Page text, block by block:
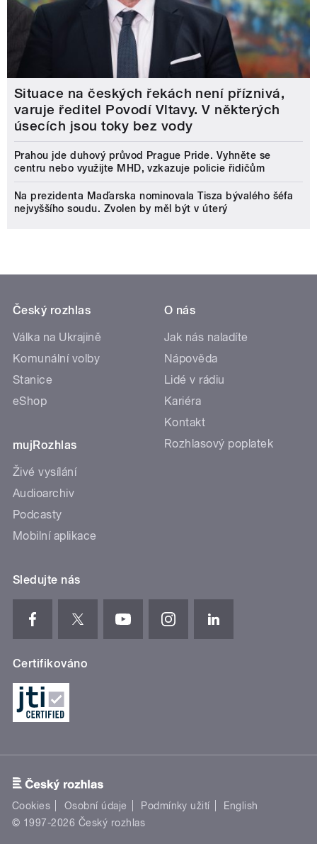
Situace na českých řekách není příznivá,
varuje ředitel Povodí Vltavy. V některých
úsecích jsou toky bez vody
Prahou jde duhový průvod Prague Pride. Vyhněte se
centru nebo využijte MHD, vzkazuje policie řidičům
Na prezidenta Maďarska nominovala Tisza bývalého šéfa
nejvyššího soudu. Zvolen by měl být v úterý
Český rozhlas
Válka na Ukrajině
Komunální volby
Stanice
eShop
mujRozhlas
Živé vysílání
Audioarchiv
Podcasty
Mobilní aplikace
O nás
Jak nás naladíte
Nápověda
Lidé v rádiu
Kariéra
Kontakt
Rozhlasový poplatek
Sledujte nás
Certifikováno
Cookies Osobní údaje Podmínky užití
English
© 1997-2026 Český rozhlas